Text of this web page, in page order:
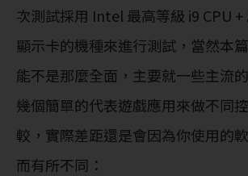
次測試採用 Intel 最高等級 i9 CPU +
顯示卡的機種來進行測試，當然本
能不是那麼全面，主要就一些主流
幾個簡單的代表遊戲應用來做不同
較，實際差距還是會因為你使用的
而有所不同：